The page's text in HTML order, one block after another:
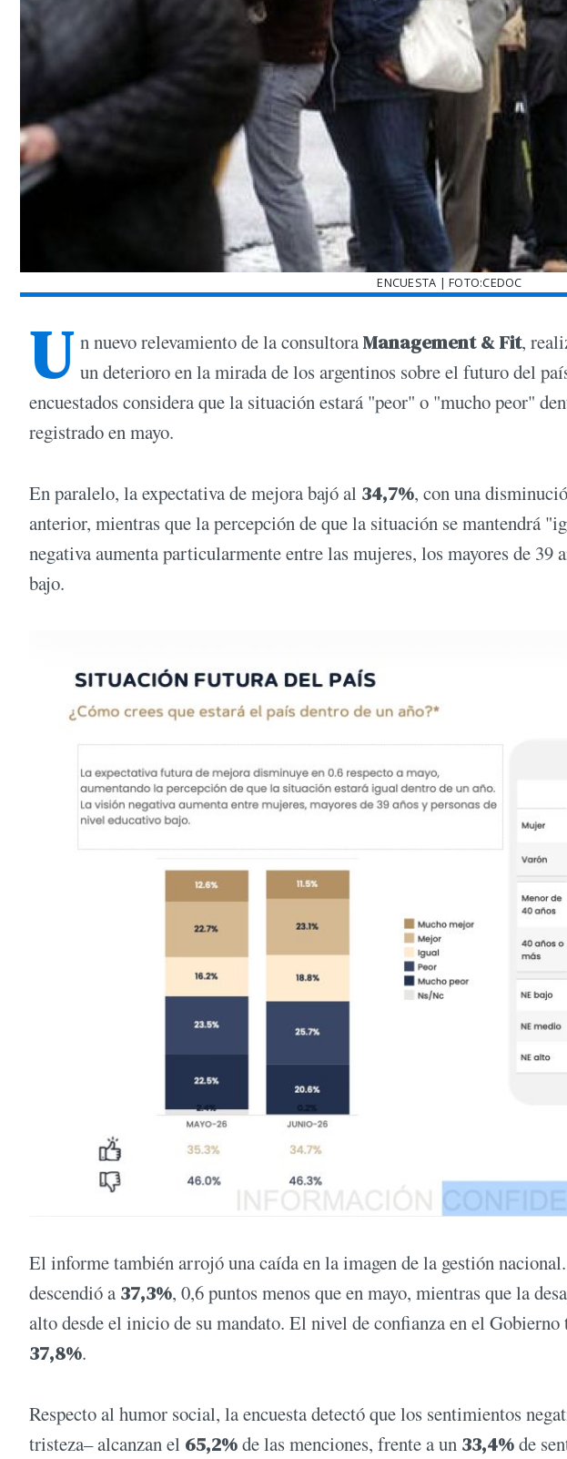
ENCUESTA | FOTO:CEDOC
U n nuevo relevamiento de la consultoraManagement & Fit,
un deterioro en la mirada de los argentinos sobre el futuro del
encuestados considera que la situación estará "peor" o "mucho peor"
registrado en mayo.
En paralelo, la expectativa de mejora bajó al 34,7%, con una
anterior, mientras que la percepción de que la situación se mantendrá
negativa aumenta particularmente entre las mujeres, los mayores de 39
bajo.
El informe también arrojó una caída en la imagen de la gestión
descendió a 37,3%, 0,6 puntos menos que en mayo, mientras que la
alto desde el inicio de su mandato. El nivel de confianza en el
37,8%.
Respecto al humor social, la encuesta detectó que los sentimientos
tristeza– alcanzan el 65,2%de las menciones, frente a un 33,4%de